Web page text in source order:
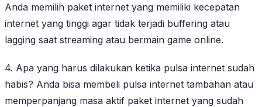
Anda memilih paket internet yang memiliki kecepatan
internet yang tinggi agar tidak terjadi buffering atau
lagging saat streaming atau bermain game online.
4. Apa yang harus dilakukan ketika pulsa internet sudah
habis? Anda bisa membeli pulsa internet tambahan atau
memperpanjang masa aktif paket internet yang sudah